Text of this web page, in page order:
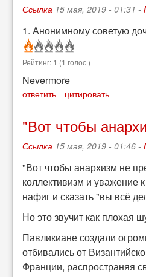
Ссылка 15 мая, 2019 - 01:31 -
1. Анонимному советую
Рейтинг: 1 (1 голос )
Nevermore
ответить цитировать
"Вот чтобы
Ссылка 15 мая, 2019 - 01:46 -
"Вот чтобы анархизм не
коллективизм и уважение
нафиг и сказать "вы всё
Но это звучит как плохая
Павликиане создали
отбивались от
Франции, распространяя